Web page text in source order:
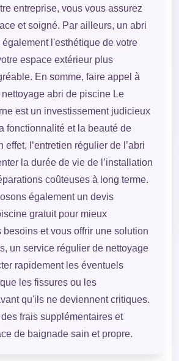
entreprise, vous vous assurez
et soigné. Par ailleurs, un abri
l'esthétique de votre
espace extérieur plus
En somme, faire appel à
abri de piscine Le
est un investissement judicieux
fonctionnalité et la beauté de
effet, l’entretien régulier de l’abri
la durée de vie de l’installation
coûteuses à long terme.
également un devis
gratuit pour mieux
besoins et vous offrir une solution
un service régulier de nettoyage
rapidement les éventuels
les fissures ou les
qu'ils ne deviennent critiques.
frais supplémentaires et
de baignade sain et propre.